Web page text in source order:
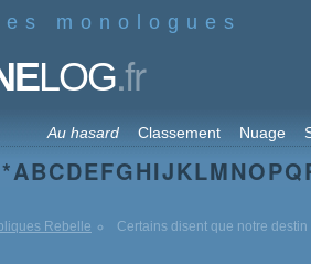
monologues
LOG.fr
Au hasard Classement Nuage
*ABCDEFGHIJKLMNOPQ
Rebelle Certains disent que notre destin